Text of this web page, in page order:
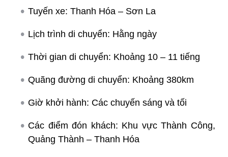
Tuyến xe: Thanh Hóa – Sơn La
Lịch trình di chuyển: Hằng ngày
Thời gian di chuyển: Khoảng 10 – 11 tiếng
Quãng đường di chuyển: Khoảng 380km
Giờ khởi hành: Các chuyến sáng và tối
Các điểm đón khách: Khu vực Thành Công,
Quảng Thành – Thanh Hóa